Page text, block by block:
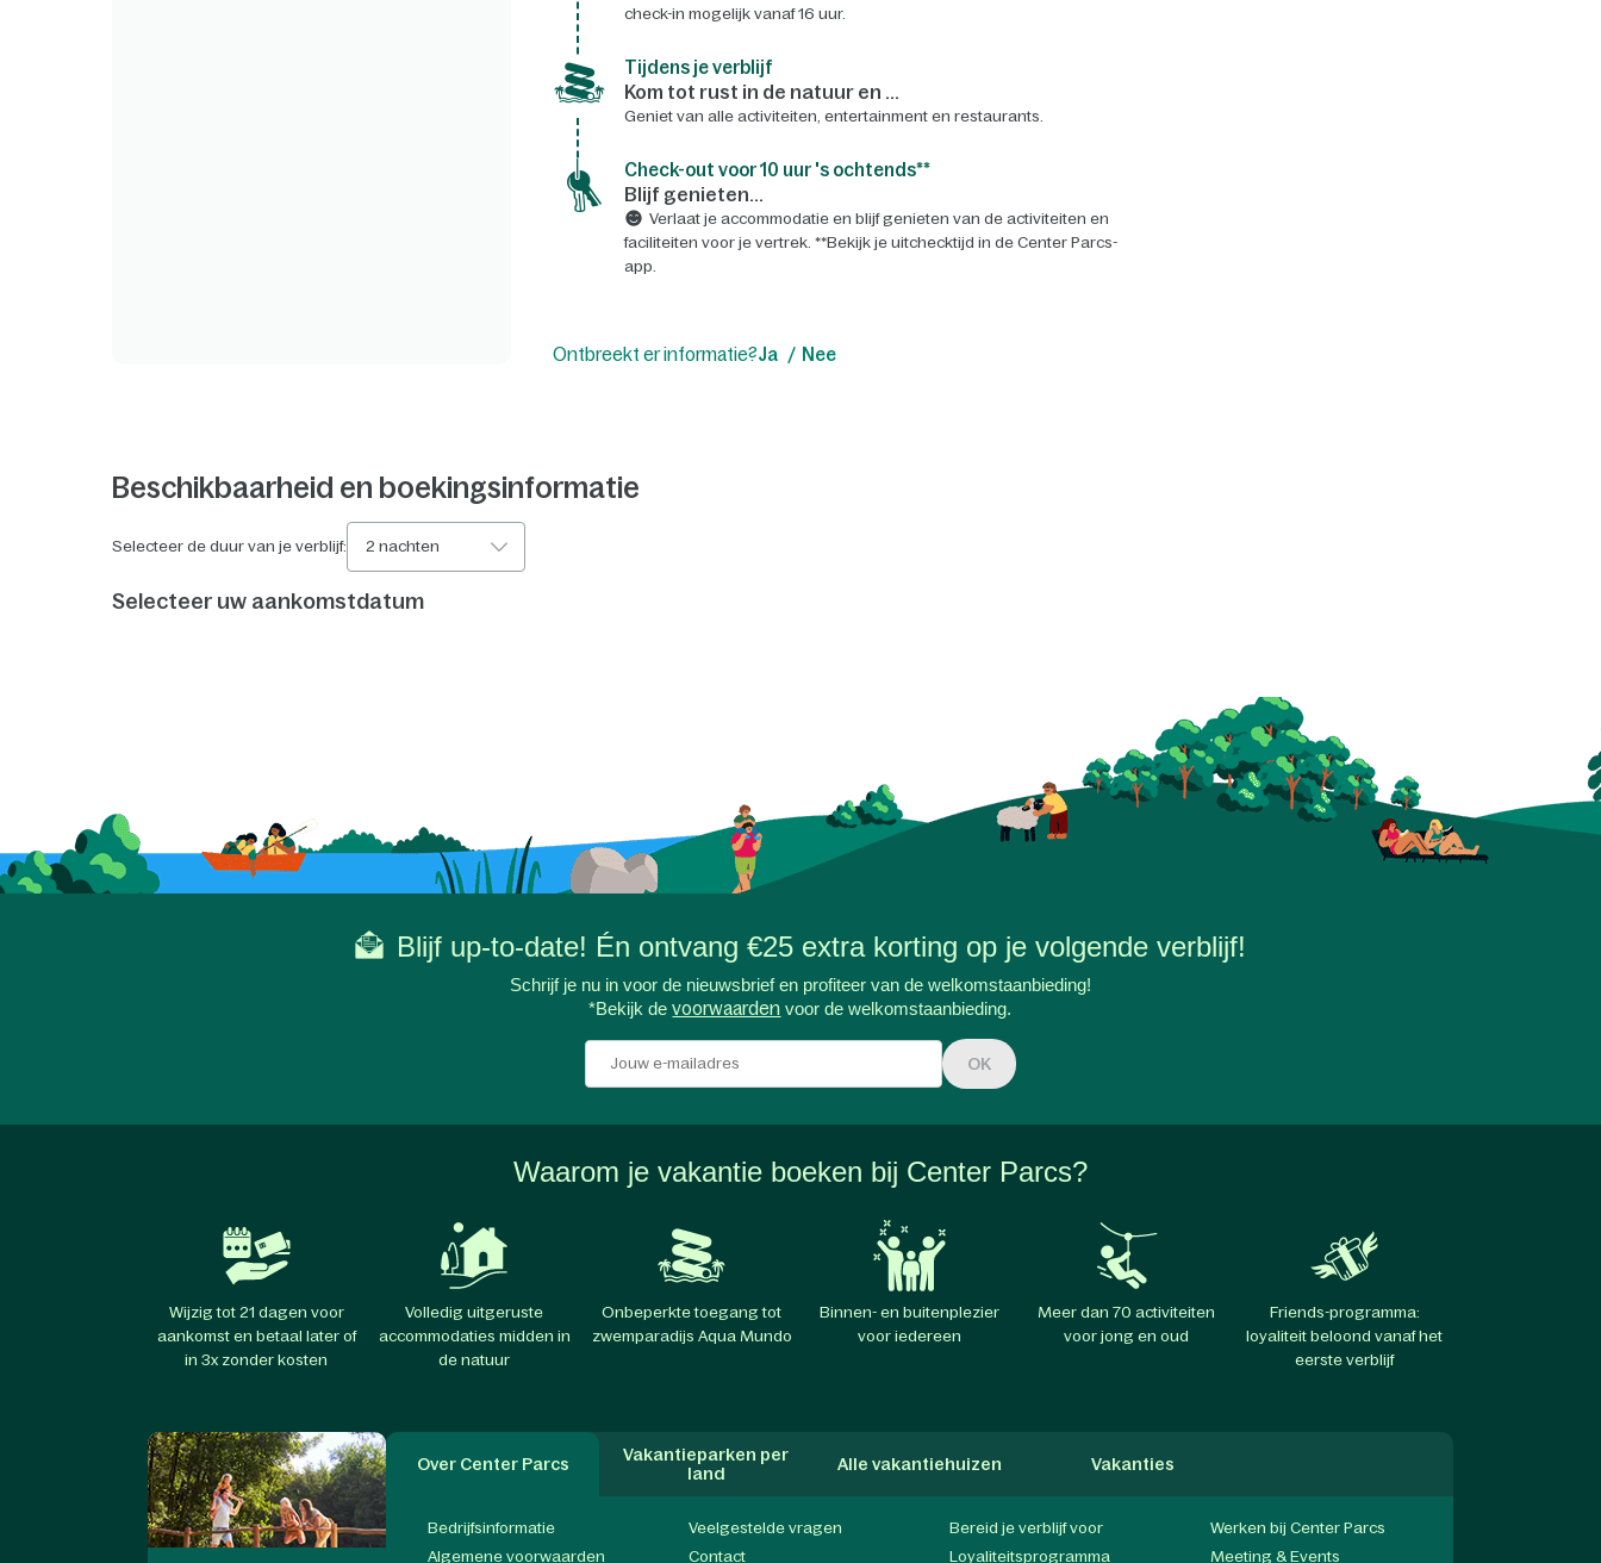
check-in mogelijk vanaf 16 uur.
Tijdens je verblijf
Kom tot rust in de natuur en ...
Geniet van alle activiteiten, entertainment en restaurants.
Check-out voor 10 uur 's ochtends**
Blijf genieten...
Verlaat je accommodatie en blijf genieten van de activiteiten en
faciliteiten voor je vertrek. **Bekijk je uitchecktijd in de Center Parcs-
app.
Ontbreekt er informatie?Ja Nee
Beschikbaarheid en boekingsinformatie
Selecteer de duur van je verblijf: 2 nachten
Selecteer uw aankomstdatum
Blijf up-to-date! Én ontvang €25 extra korting op je volgende verblijf!
Schrijf je nu in voor de nieuwsbrief en profiteer van de welkomstaanbieding!
*Bekijk devoorwaarden voor de welkomstaanbieding.
OK
Waarom je vakantie boeken bij Center Parcs?
Wijzig tot 21 dagen voor
aankomst en betaal later of
in 3x zonder kosten
Volledig uitgeruste
accommodaties midden in
de natuur
Onbeperkte toegang tot
zwemparadijs Aqua Mundo
Binnen- en buitenplezier
voor iedereen
Meer dan 70 activiteiten
voor jong en oud
Friends-programma:
loyaliteit beloond vanaf het
eerste verblijf
Over Center Parcs
Vakantieparken per
land
Alle vakantiehuizen Vakanties
Bedrijfsinformatie
Algemene voorwaarden
Veelgestelde vragen
Contact
Bereid je verblijf voor
Loyaliteitsprogramma
Werken bij Center Parcs
Meeting & Events